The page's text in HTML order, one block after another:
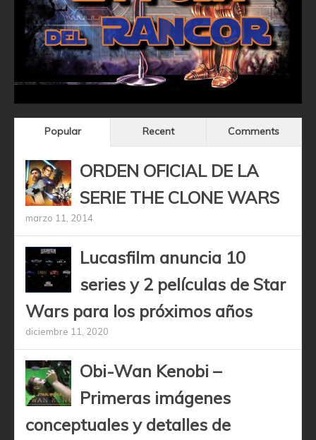
Popular Recent Comments
ORDEN OFICIAL DE LA
SERIE THE CLONE WARS
marzo 11, 2014
Lucasfilm anuncia 10
series y 2 películas de Star
Wars para los próximos años
diciembre 11, 2020
Obi-Wan Kenobi –
Primeras imágenes
conceptuales y detalles de